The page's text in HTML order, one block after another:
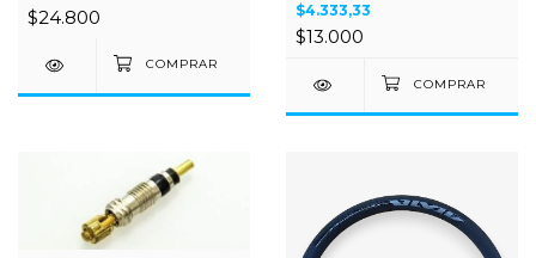
$24.800
$4.333,33
$13.000